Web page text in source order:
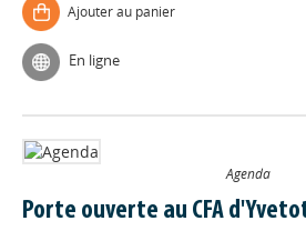
Ajouter au panier
En ligne
Agenda
Porte ouverte au CFA